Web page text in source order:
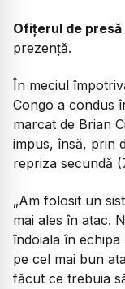
Ofițerul de presă
prezență.
În meciul
Congo a condus
marcat de Brian
impus, însă, prin
repriza secundă
„Am folosit un
mai ales în atac.
îndoiala în echipa
pe cel mai bun
făcut ce trebuia